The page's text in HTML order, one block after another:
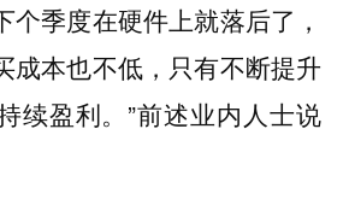
个季度在硬件上就落后了，
成本也不低，只有不断提升
续盈利。”前述业内人士说